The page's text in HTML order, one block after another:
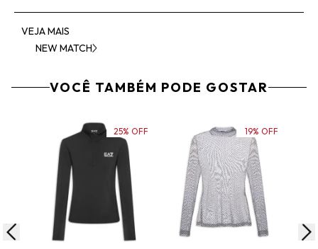
VEJA MAIS
NEW MATCH
VOCÊ TAMBÉM PODE GOSTAR
ADICIONAR AO CARRINHO
25% OFF 19% OFF